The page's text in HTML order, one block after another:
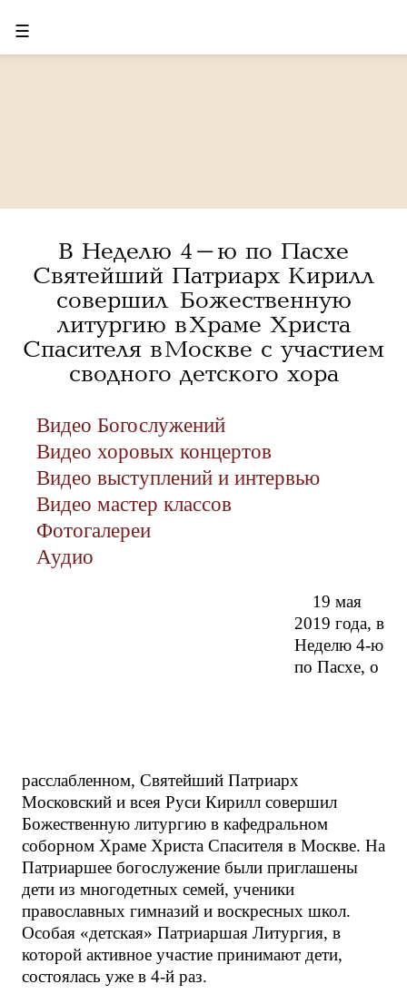
☰
В Неделю 4-ю по Пасхе
Святейший Патриарх Кирилл
совершил Божественную
литургию в Храме Христа
Спасителя в Москве с участием
сводного детского хора
Видео Богослужений
Видео хоровых концертов
Видео выступлений и интервью
Видео мастер классов
Фотогалереи
Аудио
19 мая
2019 года, в
Неделю 4-ю
по Пасхе, о
расслабленном, Святейший Патриарх
Московский и всея Руси Кирилл совершил
Божественную литургию в кафедральном
соборном Храме Христа Спасителя в Москве. На
Патриаршее богослужение были приглашены
дети из многодетных семей, ученики
православных гимназий и воскресных школ.
Особая «детская» Патриаршая Литургия, в
которой активное участие принимают дети,
состоялась уже в 4-й раз.